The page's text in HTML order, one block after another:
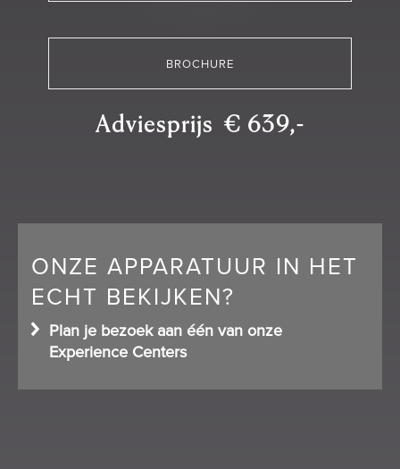
BROCHURE
Adviesprijs € 639,-
ONZE APPARATUUR IN HET
ECHT BEKIJKEN?
Plan je bezoek aan één van onze
Experience Centers